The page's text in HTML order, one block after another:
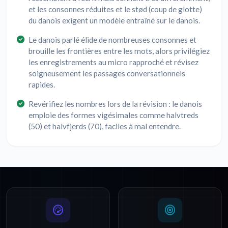
et les consonnes réduites et le stød (coup de glotte)
du danois exigent un modèle entraîné sur le danois.
Le danois parlé élide de nombreuses consonnes et
brouille les frontières entre les mots, alors privilégiez
les enregistrements au micro rapproché et révisez
soigneusement les passages conversationnels
rapides.
Revérifiez les nombres lors de la révision : le danois
emploie des formes vigésimales comme halvtreds
(50) et halvfjerds (70), faciles à mal entendre.